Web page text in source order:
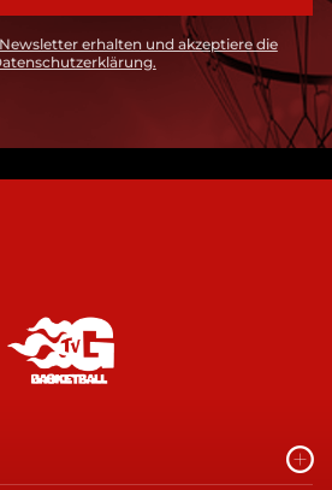
erhalten und akzeptiere die